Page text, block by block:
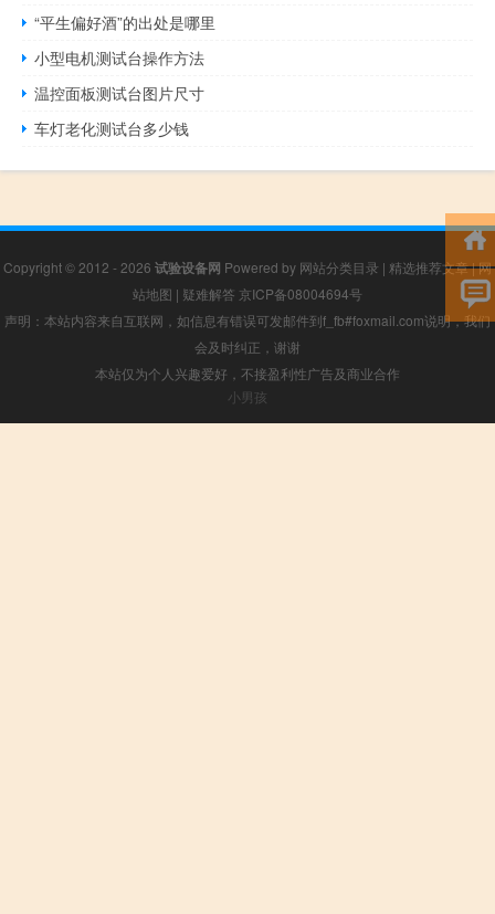
“平生偏好酒”的出处是哪里
小型电机测试台操作方法
温控面板测试台图片尺寸
车灯老化测试台多少钱
Copyright © 2012 - 2026 试验设备网 Powered by 网站分类目录 | 精选推荐文章|网
站地图 | 疑难解答 京ICP备08004694号
声明：本站内容来自互联网，如信息有错误可发邮件到f_fb#foxmail.com说明，我们
会及时纠正，谢谢
本站仅为个人兴趣爱好，不接盈利性广告及商业合作
小男孩